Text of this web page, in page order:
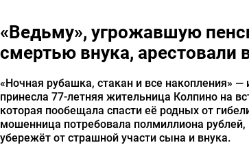
«Ведьму», угрожавшую
смертью внука, арестовали
«Ночная рубашка, стакан и все накопления» —
принесла 77-летняя жительница Колпино на
которая пообещала спасти её родных от
мошенница потребовала полмиллиона рублей,
убережёт от страшной участи сына и внука.